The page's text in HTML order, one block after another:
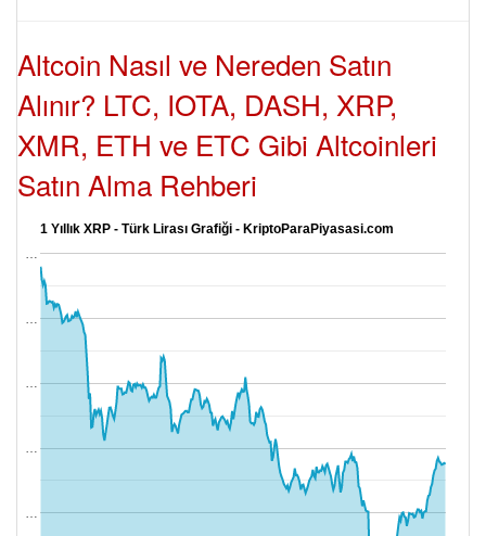
Altcoin Nasıl ve Nereden Satın
Alınır? LTC, IOTA, DASH, XRP,
XMR, ETH ve ETC Gibi Altcoinleri
Satın Alma Rehberi
1 Yıllık XRP - Türk Lirası Grafiği - KriptoParaPiyasasi.com
…
…
…